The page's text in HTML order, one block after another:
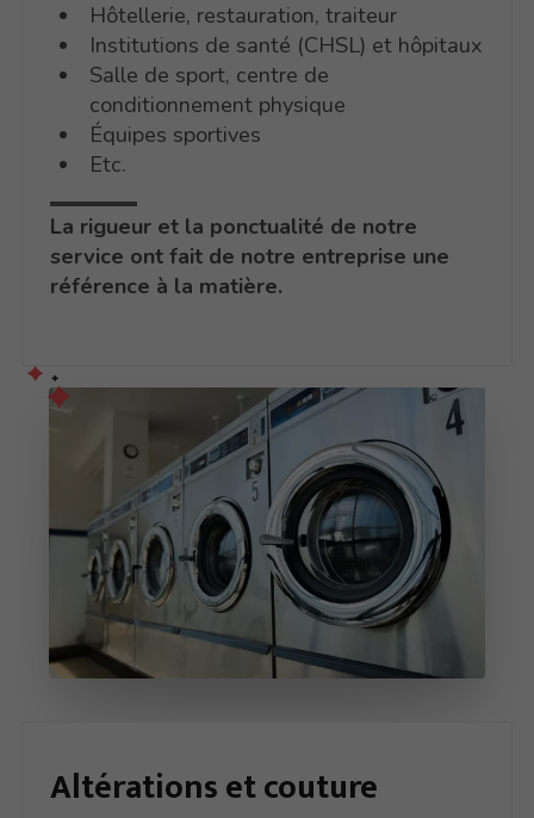
Hôtellerie, restauration, traiteur
Institutions de santé (CHSL) et hôpitaux
Salle de sport, centre de
conditionnement physique
Équipes sportives
Etc.
La rigueur et la ponctualité de notre
service ont fait de notre entreprise une
référence à la matière.
Altérations etcouture